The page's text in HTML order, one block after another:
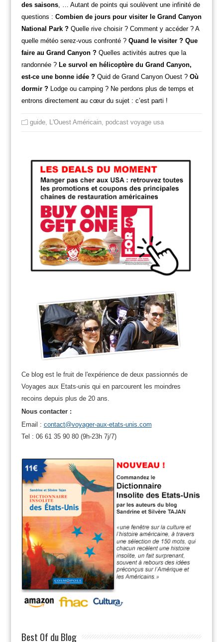
des saisons, … Autant de points qui soulèvent une infinité de
questions : Combien de jours pour visiter le Grand Canyon
National Park ?Quelle rive choisir ? Comment y accéder ? A
quelle météo serez-vous confronté ? Quand le visiter ? Que
faire au Grand Canyon ?Quelles activités autres que la
randonnée ? Le survol en hélicoptère du Grand Canyon,
est-ce une bonne idée ?Quid de Grand Canyon Ouest ? Où
dormir ?Lodge ou camping ? Ne perdons plus de temps et
entrons directement au cœur du sujet : c’est parti !
guide, L'Ouest Américain, podcast voyage usa
Ce blog est le fruit de l'expérience de deux passionnés de
Voyages aux Etats-unis qui en parcourent les moindres
recoins depuis plus de 20 ans.
Nous contacter :
Email : contact@voyager-aux-etats-unis.com
Tel : 06 61 35 90 80 (9h-23h 7j/7)
Best Of du Blog